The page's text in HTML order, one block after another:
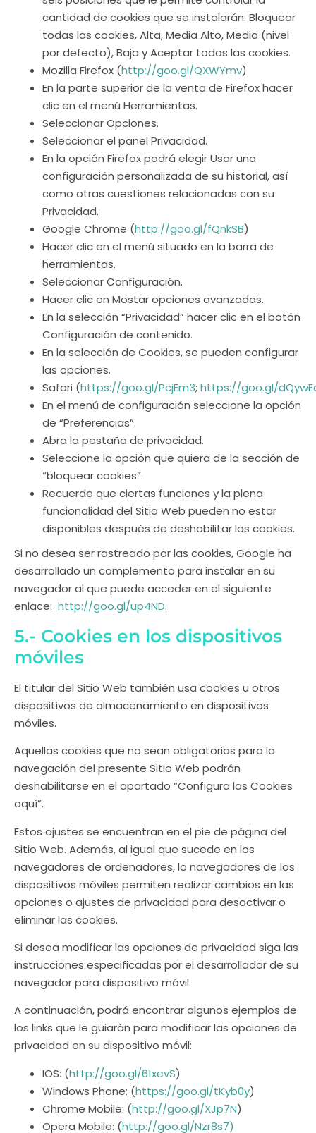
cantidad de cookies que se instalarán: Bloquear
todas las cookies, Alta, Media Alto, Media (nivel
por defecto), Baja y Aceptar todas las cookies.
Mozilla Firefox (http://goo.gl/QXWYmv)
En la parte superior de la venta de Firefox hacer
clic en el menú Herramientas.
Seleccionar Opciones.
Seleccionar el panel Privacidad.
En la opción Firefox podrá elegir Usar una
configuración personalizada de su historial, así
como otras cuestiones relacionadas con su
Privacidad.
Google Chrome (http://goo.gl/fQnkSB)
Hacer clic en el menú situado en la barra de
herramientas.
Seleccionar Configuración.
Hacer clic en Mostar opciones avanzadas.
En la selección “Privacidad” hacer clic en el botón
Configuración de contenido.
En la selección de Cookies, se pueden configurar
las opciones.
Safari (https://goo.gl/PcjEm3; https://goo.gl/
En el menú de configuración seleccione la opción
de “Preferencias”.
Abra la pestaña de privacidad.
Seleccione la opción que quiera de la sección de
“bloquear cookies”.
Recuerde que ciertas funciones y la plena
funcionalidad del Sitio Web pueden no estar
disponibles después de deshabilitar las cookies.
Si no desea ser rastreado por las cookies, Google ha
desarrollado un complemento para instalar en su
navegador al que puede acceder en el siguiente
enlace: http://goo.gl/up4ND.
5.- Cookies en los dispositivos
móviles
El titular del Sitio Web también usa cookies u otros
dispositivos de almacenamiento en dispositivos
móviles.
Aquellas cookies que no sean obligatorias para la
navegación del presente Sitio Web podrán
deshabilitarse en el apartado “Configura las Cookies
aquí”.
Estos ajustes se encuentran en el pie de página del
Sitio Web. Además, al igual que sucede en los
navegadores de ordenadores, lo navegadores de los
dispositivos móviles permiten realizar cambios en las
opciones o ajustes de privacidad para desactivar o
eliminar las cookies.
Si desea modificar las opciones de privacidad siga las
instrucciones especificadas por el desarrollador de su
navegador para dispositivo móvil.
A continuación, podrá encontrar algunos ejemplos de
los links que le guiarán para modificar las opciones de
privacidad en su dispositivo móvil:
IOS: (http://goo.gl/61xevS)
Windows Phone: (https://goo.gl/tKyb0y)
Chrome Mobile: (http://goo.gl/XJp7N)
Opera Mobile: (http://goo.gl/Nzr8s7)